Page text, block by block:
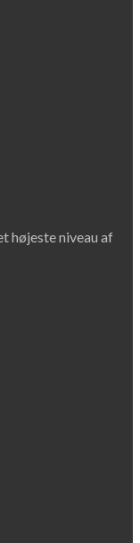
højeste niveau af